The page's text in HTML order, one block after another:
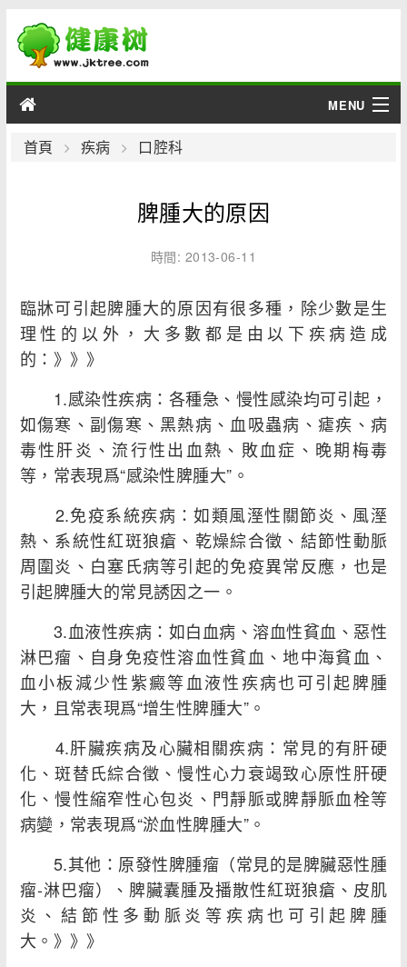
MENU
男性
綜合
疾病
首頁 疾病 口腔科
脾腫大的原因
時間: 2013-06-11
臨牀可引起脾腫大的原因有很多種，除少數是生
理性的以外，大多數都是由以下疾病造成
的：》》》
1.感染性疾病：各種急、慢性感染均可引起，
如傷寒、副傷寒、黑熱病、血吸蟲病、瘧疾、病
毒性肝炎、流行性出血熱、敗血症、晚期梅毒
等，常表現爲“感染性脾腫大”。
2.免疫系統疾病：如類風溼性關節炎、風溼
熱、系統性紅斑狼瘡、乾燥綜合徵、結節性動脈
周圍炎、白塞氏病等引起的免疫異常反應，也是
引起脾腫大的常見誘因之一。
3.血液性疾病：如白血病、溶血性貧血、惡性
淋巴瘤、自身免疫性溶血性貧血、地中海貧血、
血小板減少性紫癜等血液性疾病也可引起脾腫
大，且常表現爲“增生性脾腫大”。
4.肝臟疾病及心臟相關疾病：常見的有肝硬
化、斑替氏綜合徵、慢性心力衰竭致心原性肝硬
化、慢性縮窄性心包炎、門靜脈或脾靜脈血栓等
病變，常表現爲“淤血性脾腫大”。
5.其他：原發性脾腫瘤（常見的是脾臟惡性腫
瘤-淋巴瘤）、脾臟囊腫及播散性紅斑狼瘡、皮肌
炎、結節性多動脈炎等疾病也可引起脾腫
大。》》》